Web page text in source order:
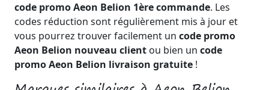
code promo Aeon Belion 1ère commande. Les
codes réduction sont régulièrement mis à jour et
vous pourrez trouver facilement un code promo
Aeon Belion nouveau client ou bien un code
promo Aeon Belion livraison gratuite !